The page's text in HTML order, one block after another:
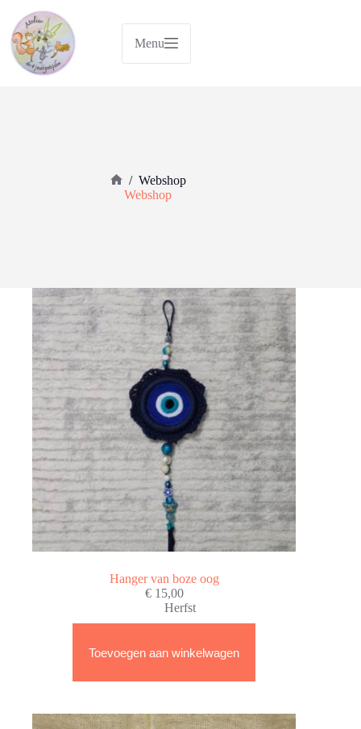
naar
inhoud
Menu
Home
/ Webshop
Webshop
Hanger van boze oog
€15,00
Herfst
Toevoegen aan winkelwagen